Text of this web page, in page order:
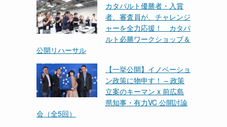
カタパルト優勝者・入賞
者、審査員が、チャレンジ
ャーを全力応援！ カタパ
ルト必勝ワークショップ＆
公開リハーサル
【一挙公開】イノベーショ
ン政策に物申す！ – 政策
立案のキーマン x 前広島
県知事・有力VC 公開討論
会（全5回）